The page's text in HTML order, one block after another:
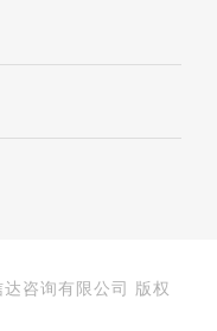
咨询有限公司 版权